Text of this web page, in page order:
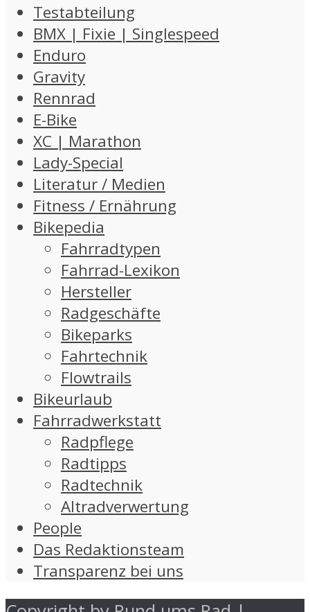
Testabteilung
BMX | Fixie | Singlespeed
Enduro
Gravity
Rennrad
E-Bike
XC | Marathon
Lady-Special
Literatur / Medien
Fitness / Ernährung
Bikepedia
Fahrradtypen
Fahrrad-Lexikon
Hersteller
Radgeschäfte
Bikeparks
Fahrtechnik
Flowtrails
Bikeurlaub
Fahrradwerkstatt
Radpflege
Radtipps
Radtechnik
Altradverwertung
People
Das Redaktionsteam
Transparenz bei uns